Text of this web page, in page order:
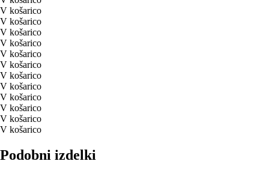
V košarico
V košarico
V košarico
V košarico
V košarico
V košarico
V košarico
V košarico
V košarico
V košarico
V košarico
V košarico
Podobni izdelki